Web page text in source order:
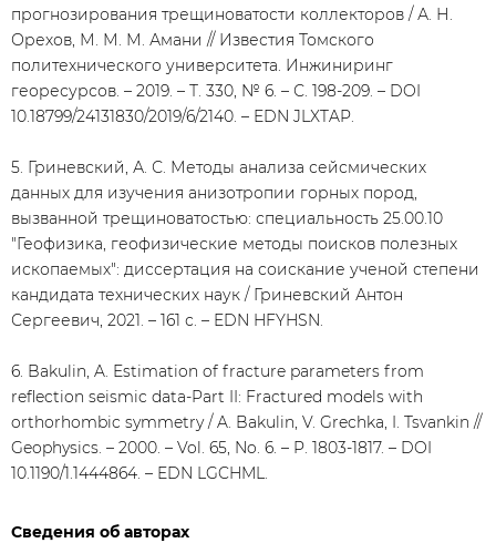
прогнозирования трещиноватости коллекторов / А. Н.
Орехов, М. М. М. Амани // Известия Томского
политехнического университета. Инжиниринг
георесурсов. – 2019. – Т. 330, № 6. – С. 198-209. – DOI
10.18799/24131830/2019/6/2140. – EDN JLXTAP.
5. Гриневский, А. С. Методы анализа сейсмических
данных для изучения анизотропии горных пород,
вызванной трещиноватостью: специальность 25.00.10
"Геофизика, геофизические методы поисков полезных
ископаемых": диссертация на соискание ученой степени
кандидата технических наук / Гриневский Антон
Сергеевич, 2021. – 161 с. – EDN HFYHSN.
6. Bakulin, A. Estimation of fracture parameters from
reflection seismic data-Part II: Fractured models with
orthorhombic symmetry / A. Bakulin, V. Grechka, I. Tsvankin //
Geophysics. – 2000. – Vol. 65, No. 6. – P. 1803-1817. – DOI
10.1190/1.1444864. – EDN LGCHML.
Сведения об авторах